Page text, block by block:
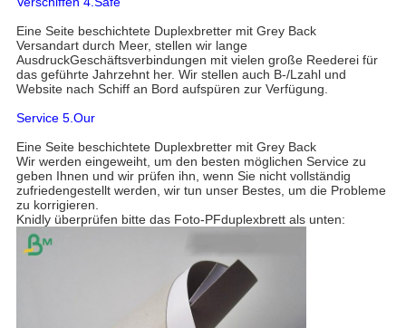
Eine Seite beschichtete Duplexbretter mit Grey Back
Versandart durch Meer, stellen wir lange
AusdruckGeschäftsverbindungen mit vielen große Reederei für
das geführte Jahrzehnt her. Wir stellen auch B-/Lzahl und
Website nach Schiff an Bord aufspüren zur Verfügung.
Service 5.Our
Eine Seite beschichtete Duplexbretter mit Grey Back
Wir werden eingeweiht, um den besten möglichen Service zu
geben Ihnen und wir prüfen ihn, wenn Sie nicht vollständig
zufriedengestellt werden, wir tun unser Bestes, um die Probleme
zu korrigieren.
Knidly überprüfen bitte das Foto-PFduplexbrett als unten: